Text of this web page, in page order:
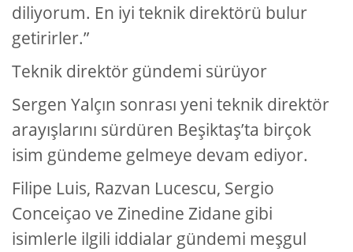
diliyorum. En iyi teknik direktörü bulur
getirirler.”
Teknik direktör gündemi sürüyor
Sergen Yalçın sonrası yeni teknik direktör
arayışlarını sürdüren Beşiktaş’ta birçok
isim gündeme gelmeye devam ediyor.
Filipe Luis, Razvan Lucescu, Sergio
Conceiçao ve Zinedine Zidane gibi
isimlerle ilgili iddialar gündemi meşgul